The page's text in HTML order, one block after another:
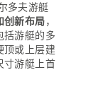
多夫游艇
创新布局，
括游艇的多
顶或上层建
寸游艇上首